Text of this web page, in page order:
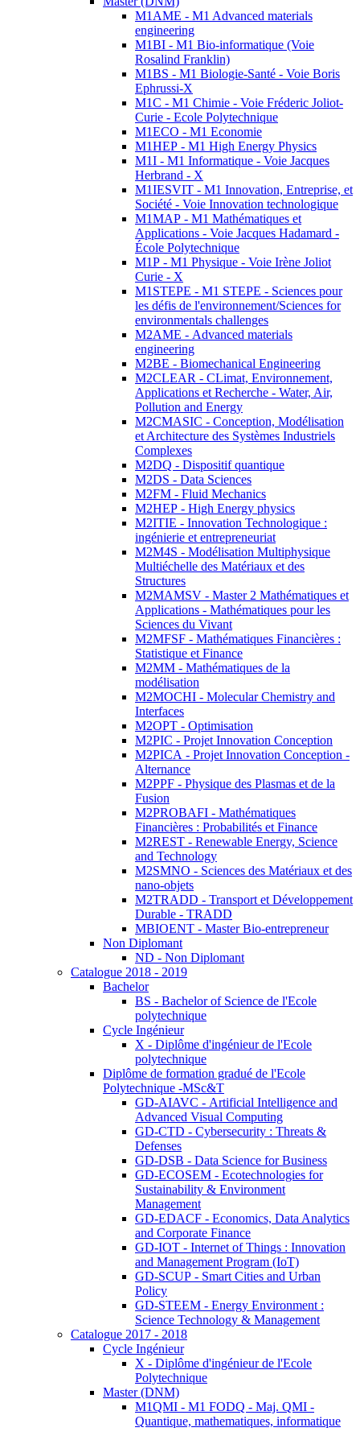
M1AME - M1 Advanced materials
engineering
M1BI - M1 Bio-informatique (Voie
Rosalind Franklin)
M1BS - M1 Biologie-Santé - Voie Boris
Ephrussi-X
M1C - M1 Chimie - Voie Fréderic Joliot-
Curie - Ecole Polytechnique
M1ECO - M1 Economie
M1HEP - M1 High Energy Physics
M1I - M1 Informatique - Voie Jacques
Herbrand - X
M1IESVIT - M1 Innovation, Entreprise, et
Société - Voie Innovation technologique
M1MAP - M1 Mathématiques et
Applications - Voie Jacques Hadamard -
École Polytechnique
M1P - M1 Physique - Voie Irène Joliot
Curie - X
M1STEPE - M1 STEPE - Sciences pour
les défis de l'environnement/Sciences for
environmentals challenges
M2AME - Advanced materials
engineering
M2BE - Biomechanical Engineering
M2CLEAR - CLimat, Environnement,
Applications et Recherche - Water, Air,
Pollution and Energy
M2CMASIC - Conception, Modélisation
et Architecture des Systèmes Industriels
Complexes
M2DQ - Dispositif quantique
M2DS - Data Sciences
M2FM - Fluid Mechanics
M2HEP - High Energy physics
M2ITIE - Innovation Technologique :
ingénierie et entrepreneuriat
M2M4S - Modélisation Multiphysique
Multiéchelle des Matériaux et des
Structures
M2MAMSV - Master 2 Mathématiques et
Applications - Mathématiques pour les
Sciences du Vivant
M2MFSF - Mathématiques Financières :
Statistique et Finance
M2MM - Mathématiques de la
modélisation
M2MOCHI - Molecular Chemistry and
Interfaces
M2OPT - Optimisation
M2PIC - Projet Innovation Conception
M2PICA - Projet Innovation Conception -
Alternance
M2PPF - Physique des Plasmas et de la
Fusion
M2PROBAFI - Mathématiques
Financières : Probabilités et Finance
M2REST - Renewable Energy, Science
and Technology
M2SMNO - Sciences des Matériaux et des
nano-objets
M2TRADD - Transport et Développement
Durable - TRADD
MBIOENT - Master Bio-entrepreneur
Non Diplomant
ND - Non Diplomant
Catalogue 2018 - 2019
Bachelor
BS - Bachelor of Science de l'Ecole
polytechnique
Cycle Ingénieur
X - Diplôme d'ingénieur de l'Ecole
polytechnique
Diplôme de formation gradué de l'Ecole
Polytechnique -MSc&T
GD-AIAVC - Artificial Intelligence and
Advanced Visual Computing
GD-CTD - Cybersecurity : Threats &
Defenses
GD-DSB - Data Science for Business
GD-ECOSEM - Ecotechnologies for
Sustainability & Environment
Management
GD-EDACF - Economics, Data Analytics
and Corporate Finance
GD-IOT - Internet of Things : Innovation
and Management Program (IoT)
GD-SCUP - Smart Cities and Urban
Policy
GD-STEEM - Energy Environment :
Science Technology & Management
Catalogue 2017 - 2018
Cycle Ingénieur
X - Diplôme d'ingénieur de l'Ecole
Polytechnique
Master (DNM)
M1QMI - M1 FODQ - Maj. QMI -
Quantique, mathematiques, informatique